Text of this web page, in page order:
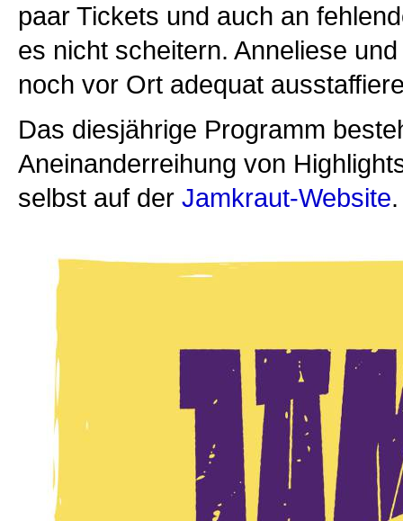
paar Tickets und auch an
es nicht scheitern. Anneliese
noch vor Ort adequat
Das diesjährige Programm
Aneinanderreihung von
selbst auf der Jamkraut-Website.